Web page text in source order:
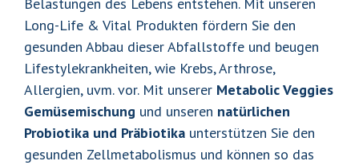
Long-Life & Vital Produkten fördern Sie den
gesunden Abbau dieser Abfallstoffe und beugen
Lifestylekrankheiten, wie Krebs, Arthrose,
Allergien, uvm. vor. Mit unserer Metabolic Veggies
Gemüsemischung und unseren natürlichen
Probiotika und Präbiotika unterstützen Sie den
gesunden Zellmetabolismus und können so das